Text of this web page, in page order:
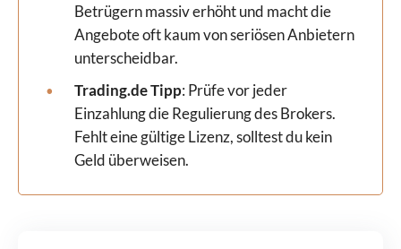
Betrügern massiv erhöht und macht die
Angebote oft kaum von seriösen Anbietern
unterscheidbar.
Trading.de Tipp: Prüfe vor jeder
Einzahlung die Regulierung des Brokers.
Fehlt eine gültige Lizenz, solltest du kein
Geld überweisen.